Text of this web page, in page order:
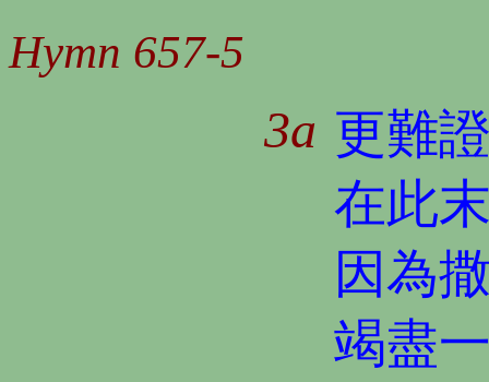
Hymn 657-5
3a 更難
在此
因為
竭盡